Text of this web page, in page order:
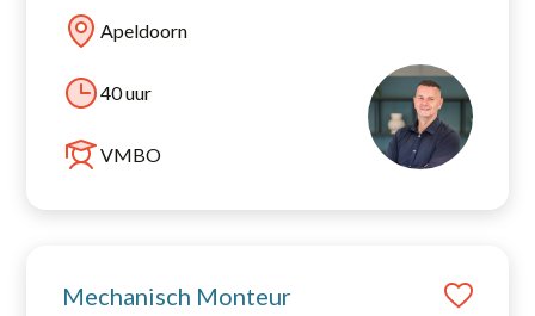
Apeldoorn
40 uur
VMBO
Mechanisch Monteur